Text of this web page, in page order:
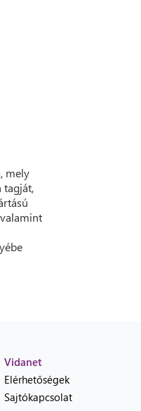
mely
tagját,
Vidanet
Elérhetőségek
Sajtókapcsolat